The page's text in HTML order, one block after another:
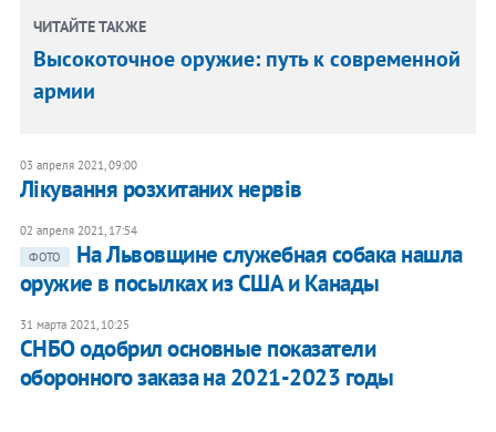
ЧИТАЙТЕ ТАКЖЕ
Высокоточное оружие: путь к современной
армии
03 апреля 2021, 09:00
Лікування розхитаних нервів
02 апреля 2021, 17:54
ФОТО
На Львовщине служебная собака нашла
оружие в посылках из США и Канады
31 марта 2021, 10:25
СНБО одобрил основные показатели
оборонного заказа на 2021-2023 годы